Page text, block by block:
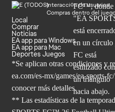
Interacción de usuarios
Compras dentro del
Local
Comprar
Noticias
EA app para Windows
EA app para Mac
Deportes Juegos
*Se aplican otras condiciones y
ea.com/es-mx/games/ea-sports-
conocer más detalles.
** Las estadísticas de la